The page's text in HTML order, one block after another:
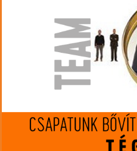
Fox Bullets
FX308165
308 Win.
MIP kártya jóváírás:
A Fox Bullets prémium
modern európai vadász